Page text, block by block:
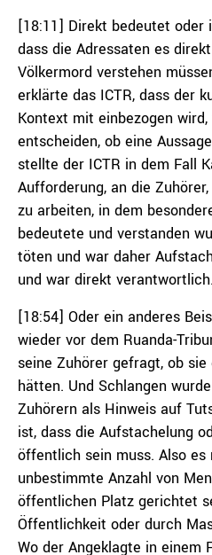
[18:11] Direkt bedeutet oder
dass die Adressaten es
Völkermord verstehen
erklärte das ICTR, dass der
Kontext mit einbezogen
entscheiden, ob eine
stellte der ICTR in dem Fall
Aufforderung, an die
zu arbeiten, in dem
bedeutete und verstanden
töten und war daher
und war direkt verantwortlich.
[18:54] Oder ein anderes
wieder vor dem Ruanda-
seine Zuhörer gefragt, ob
hätten. Und Schlangen
Zuhörern als Hinweis auf
ist, dass die Aufstachelung
öffentlich sein muss. Also es
unbestimmte Anzahl von
öffentlichen Platz gerichtet
Öffentlichkeit oder durch
Wo der Angeklagte in einem